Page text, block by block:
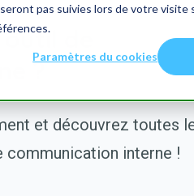
pas suivies lors de votre visite
Paramètres du cookies
de
?
et découvrez toutes
interne !